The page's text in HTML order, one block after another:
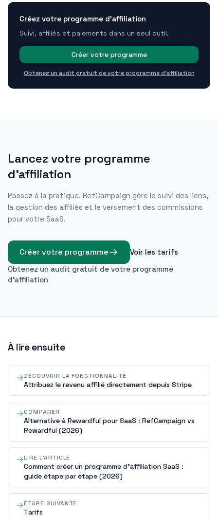
Créez votre programme d'affiliation
Suivi, affiliés et paiements dans un seul outil.
Créer votre programme
Obtenez un audit gratuit de votre programme d'affiliation
Lancez votre programme
d'affiliation
Passez à la pratique. RefCampaign gère le suivi des liens,
la gestion des affiliés et le versement des commissions
pour votre SaaS.
Créer votre programme
Voir les tarifs
Obtenez un audit gratuit de votre programme
d'affiliation
À lire ensuite
DÉCOUVRIR LA FONCTIONNALITÉ
Attribuez le revenu affilié directement depuis Stripe
COMPARER
Alternative à Rewardful pour SaaS : RefCampaign vs
Rewardful (2026)
LIRE L'ARTICLE
Comment créer un programme d'affiliation SaaS :
guide étape par étape (2026)
ÉTAPE SUIVANTE
Tarifs